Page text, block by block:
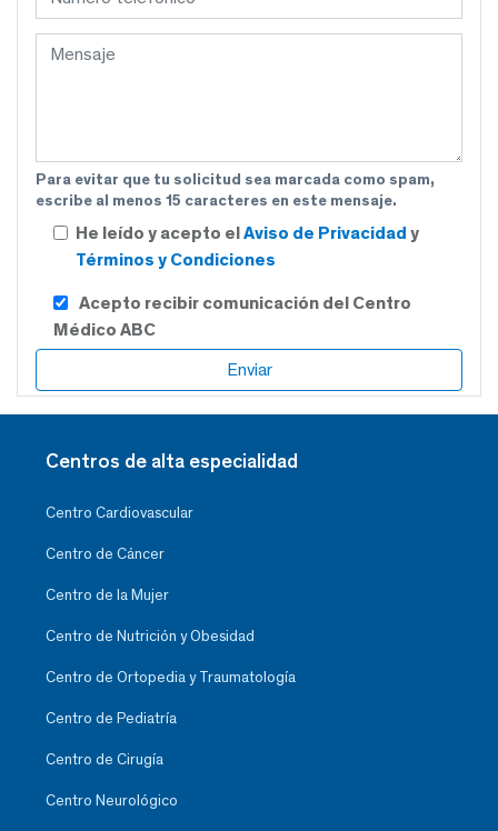
Para evitar que tu solicitud sea marcada como spam,
escribe al menos 15 caracteres en este mensaje.
He leído y acepto elAviso de Privacidad y
Términos y Condiciones
Acepto recibir comunicación del Centro
Médico ABC
Centros de alta especialidad
Centro Cardiovascular
Centro de Cáncer
Centro de la Mujer
Centro de Nutrición y Obesidad
Centro de Ortopedia y Traumatología
Centro de Pediatría
Centro de Cirugía
Centro Neurológico